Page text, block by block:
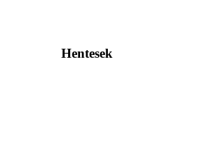
Hentesek